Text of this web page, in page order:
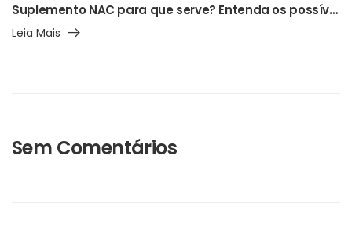
Suplemento NAC para que serve? Entenda os possíveis benefícios, como usar e os cuidados necessários
Leia Mais
Sem Comentários